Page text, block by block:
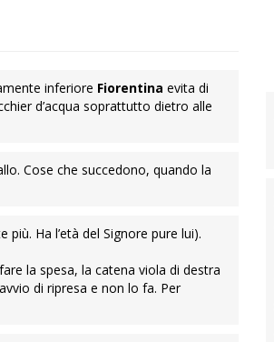
inferiore Fiorentina evita di
d’acqua soprattutto dietro alle
Cose che succedono, quando la
Ha l’età del Signore pure lui).
la spesa, la catena viola di destra
di ripresa e non lo fa. Per